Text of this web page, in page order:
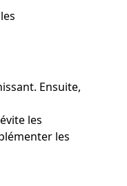
Ensuite,
les
les